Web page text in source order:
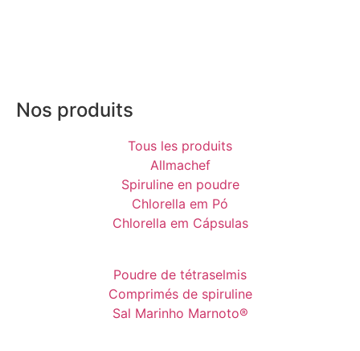
Nos produits
Tous les produits
Allmachef
Spiruline en poudre
Chlorella em Pó
Chlorella em Cápsulas
Poudre de tétraselmis
Comprimés de spiruline
Sal Marinho Marnoto®